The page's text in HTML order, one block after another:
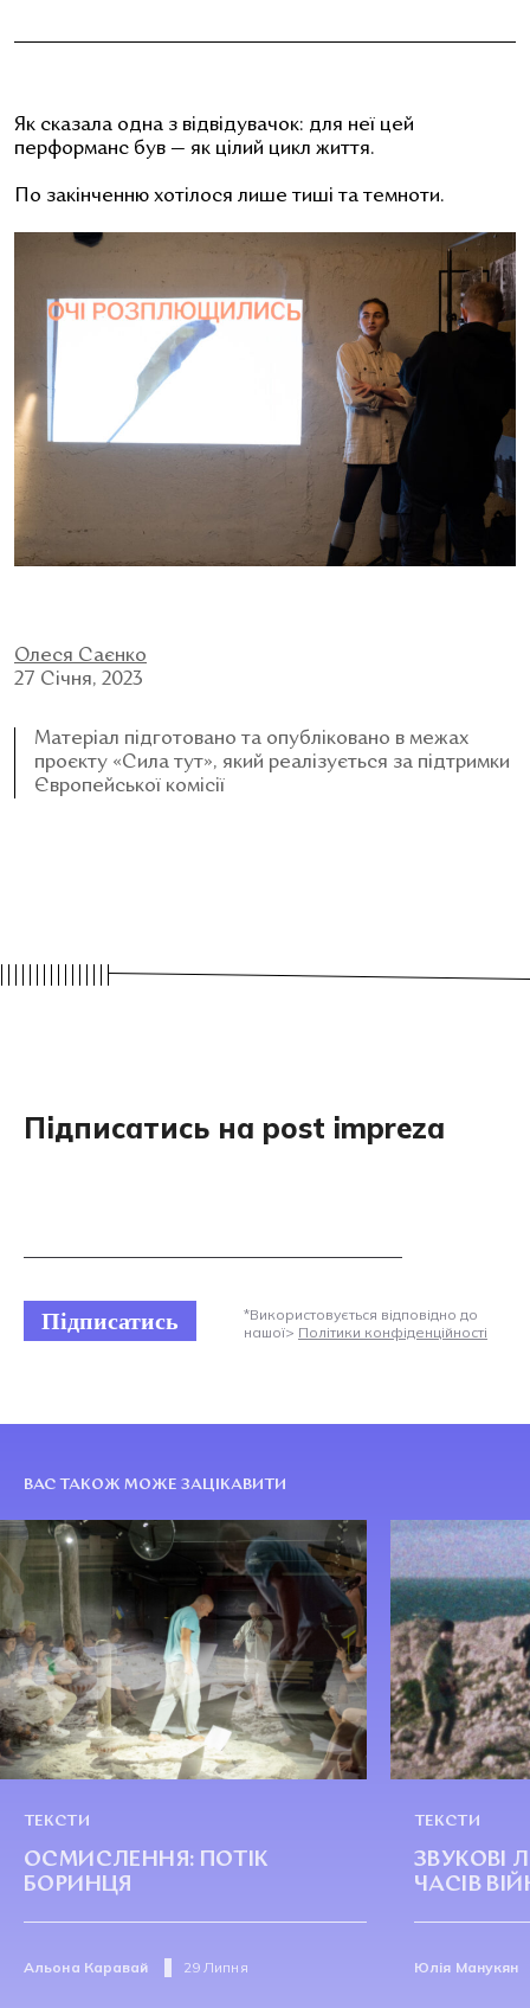
Як сказала одна з відвідувачок: для неї цей
перформанс був — як цілий цикл життя.
По закінченню хотілося лише тиші та темноти.
Олеся Саєнко
27 Січня, 2023
Матеріал підготовано та опубліковано в межах
проєкту «Сила тут», який реалізується за підтримки
Європейської комісії
Підписатись на post impreza
Підписатись
*Використовується відповідно до
нашої> Політики конфіденційності
ВАС ТАКОЖ МОЖЕ ЗАЦІКАВИТИ
ТЕКСТИ
ОСМИСЛЕННЯ: ПОТІК
БОРИНЦЯ
Альона Каравай 29 Липня
ТЕКСТИ
ЗВУКОВІ
ЧАСІВ
Юлія Манукян